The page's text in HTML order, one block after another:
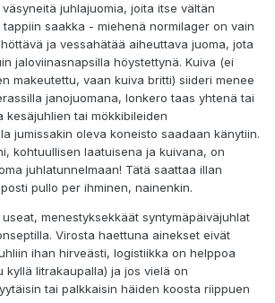
juhlajuomia, joita itse vältän
saakka - miehenä normilager on vain
ja vessahätää aiheuttava juoma, jota
jaloviinasnapsilla höystettynä. Kuiva (ei
makeutettu, vaan kuiva britti) siideri menee
janojuomana, lonkero taas yhtenä tai
kesäjuhlien tai mökkibileiden
jumissakin oleva koneisto saadaan känytiin.
kohtuullisen laatuisena ja kuivana, on
juhlatunnelmaan! Tätä saattaa illan
pullo per ihminen, nainenkin.
menestyksekkäät syntymäpäiväjuhlat
Virosta haettuna ainekset eivät
ihan hirveästi, logistiikka on helppoa
kyllä litrakaupalla) ja jos vielä on
tai palkkaisin häiden koosta riippuen